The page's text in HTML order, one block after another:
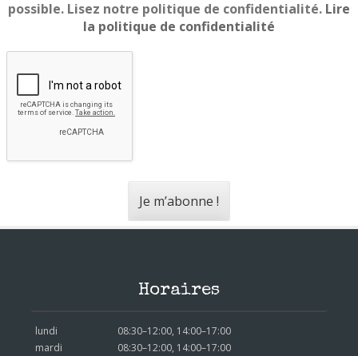
possible. Lisez notre politique de confidentialité. Lire
la politique de confidentialité
Horaires
lundi
08:30–12:00, 14:00–17:00
mardi
08:30–12:00, 14:00–17:00